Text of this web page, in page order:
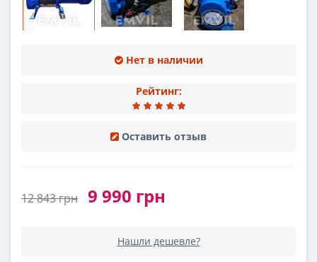
Нет в наличии
Рейтинг:
Оставить отзыв
12 843 грн 9 990 грн
Нашли дешевле?